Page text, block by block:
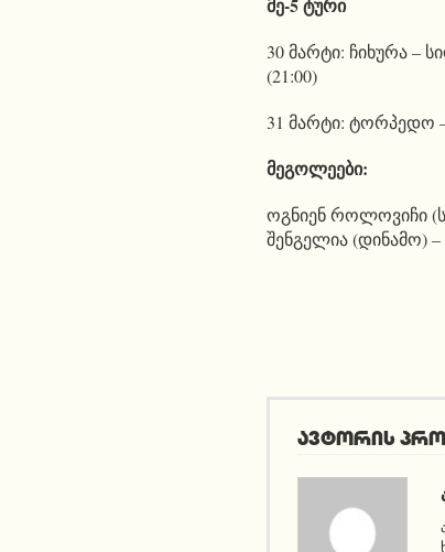
მე-5 ტური
30 მარტი: ჩიხურა –
(21:00)
31 მარტი: ტორპედო
მეგოლეები:
ოგნიენ როლოვიჩი
შენგელია (დინამო) –
ავტორის